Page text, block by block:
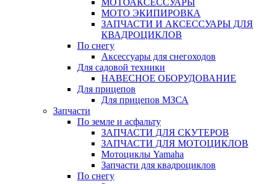
МОТОАКСЕССУАРЫ
МОТО ЭКИПИРОВКА
ЗАПЧАСТИ И АКСЕССУАРЫ ДЛЯ
КВАДРОЦИКЛОВ
По снегу
Аксессуары для снегоходов
Для садовой техники
НАВЕСНОЕ ОБОРУДОВАНИЕ
Для прицепов
Для прицепов МЗСА
Запчасти
По земле и асфальту
ЗАПЧАСТИ ДЛЯ СКУТЕРОВ
ЗАПЧАСТИ ДЛЯ МОТОЦИКЛОВ
Мотоциклы Yamaha
Запчасти для квадроциклов
По снегу